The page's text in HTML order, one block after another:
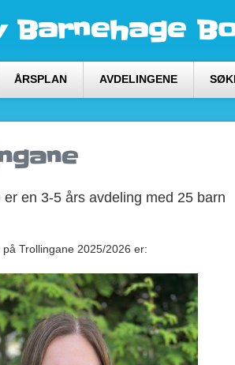
Barnehage
ÅRSPLAN AVDELINGENE
er en 3-5 års avdeling med 25 barn
Trollingane 2025/2026 er: